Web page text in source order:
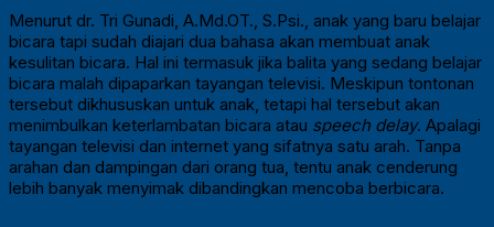
Menurut dr. Tri Gunadi, A.Md.OT., S.Psi., anak yang baru belajar
bicara tapi sudah diajari dua bahasa akan membuat anak
kesulitan bicara. Hal ini termasuk jika balita yang sedang belajar
bicara malah dipaparkan tayangan televisi. Meskipun tontonan
tersebut dikhususkan untuk anak, tetapi hal tersebut akan
menimbulkan keterlambatan bicara atau speech delay. Apalagi
tayangan televisi dan internet yang sifatnya satu arah. Tanpa
arahan dan dampingan dari orang tua, tentu anak cenderung
lebih banyak menyimak dibandingkan mencoba berbicara.